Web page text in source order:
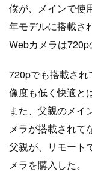
僕が、メインで使
年モデルに搭載さ
Webカメラは720p
720pでも搭載さ
像度も低く快適と
また、父親のメイ
メラが搭載されて
父親が、リモート
メラを購入した。